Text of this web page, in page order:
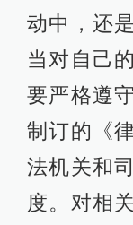
动中，还
当对自己
要严格遵
制订的《
法机关和
度。对相